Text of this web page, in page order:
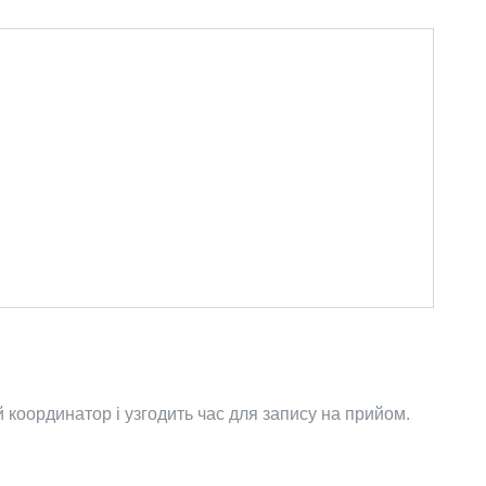
і узгодить час для запису на прийом.